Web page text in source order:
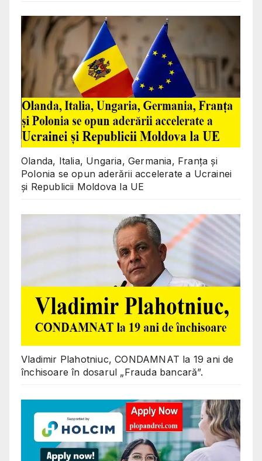
Olanda, Italia, Ungaria, Germania, Franța și
Polonia se opun aderării accelerate a Ucrainei
și Republicii Moldova la UE
Vladimir Plahotniuc, CONDAMNAT la 19 ani de
închisoare în dosarul „Frauda bancară”.